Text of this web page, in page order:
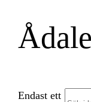
Endast ett